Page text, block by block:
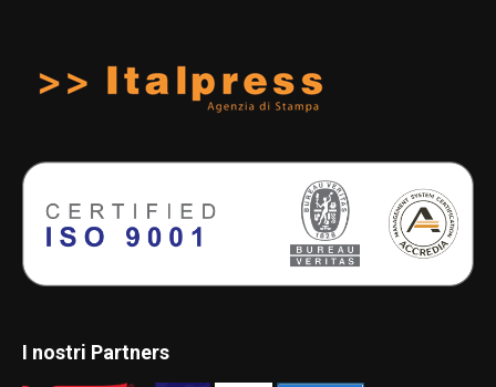
I nostri Partners